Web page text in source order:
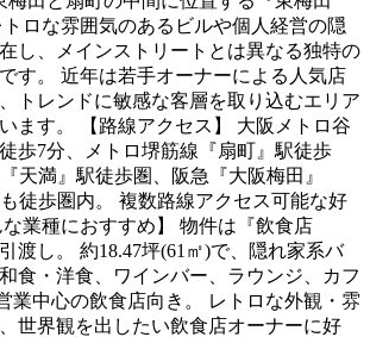
ロな雰囲気のあるビルや個人経営の隠
し、メインストリートとは異なる独特の
す。 近年は若手オーナーによる人気店
トレンドに敏感な客層を取り込むエリア
ます。 【路線アクセス】 大阪メトロ谷
歩7分、メトロ堺筋線『扇町』駅徒歩
天満』駅徒歩圏、阪急『大阪梅田』
徒歩圏内。 複数路線アクセス可能な好
業種におすすめ】 物件は『飲食店
渡し。 約18.47坪(61㎡)で、隠れ家系バ
食・洋食、ワインバー、ラウンジ、カフ
業中心の飲食店向き。 レトロな外観・雰
世界観を出したい飲食店オーナーに好